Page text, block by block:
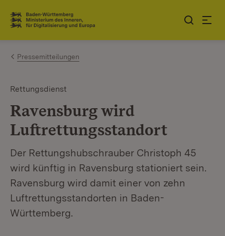
Zum Inhalt springen
Link zur Startseite
Pressemitteilungen
Rettungsdienst
Ravensburg wird
Luftrettungsstandort
Der Rettungshubschrauber Christoph 45
wird künftig in Ravensburg stationiert sein.
Ravensburg wird damit einer von zehn
Luftrettungsstandorten in Baden-
Württemberg.